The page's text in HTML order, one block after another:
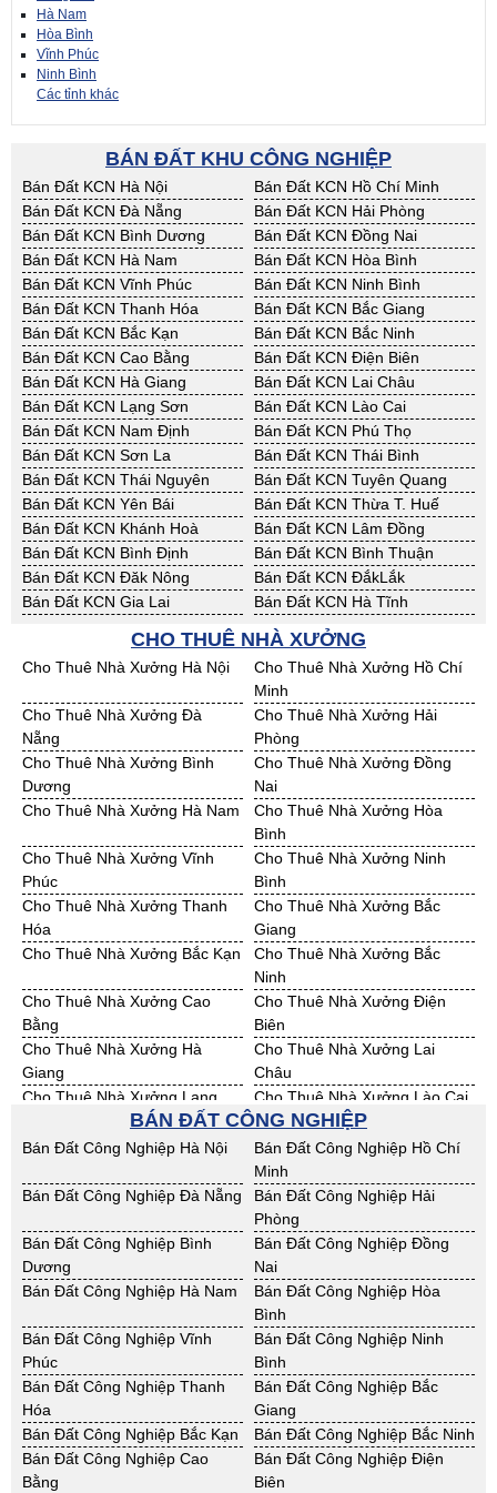
Hà Nam
Hòa Bình
Vĩnh Phúc
Ninh Bình
Các tỉnh khác
BÁN ĐẤT KHU CÔNG NGHIỆP
Bán Đất KCN Hà Nội
Bán Đất KCN Hồ Chí Minh
Bán Đất KCN Đà Nẵng
Bán Đất KCN Hải Phòng
Bán Đất KCN Bình Dương
Bán Đất KCN Đồng Nai
Bán Đất KCN Hà Nam
Bán Đất KCN Hòa Bình
Bán Đất KCN Vĩnh Phúc
Bán Đất KCN Ninh Bình
Bán Đất KCN Thanh Hóa
Bán Đất KCN Bắc Giang
Bán Đất KCN Bắc Kạn
Bán Đất KCN Bắc Ninh
Bán Đất KCN Cao Bằng
Bán Đất KCN Điện Biên
Bán Đất KCN Hà Giang
Bán Đất KCN Lai Châu
Bán Đất KCN Lạng Sơn
Bán Đất KCN Lào Cai
Bán Đất KCN Nam Định
Bán Đất KCN Phú Thọ
Bán Đất KCN Sơn La
Bán Đất KCN Thái Bình
Bán Đất KCN Thái Nguyên
Bán Đất KCN Tuyên Quang
Bán Đất KCN Yên Bái
Bán Đất KCN Thừa T. Huế
Bán Đất KCN Khánh Hoà
Bán Đất KCN Lâm Đồng
Bán Đất KCN Bình Định
Bán Đất KCN Bình Thuận
Bán Đất KCN Đăk Nông
Bán Đất KCN ĐắkLắk
Bán Đất KCN Gia Lai
Bán Đất KCN Hà Tĩnh
Bán Đất KCN Nghệ An
Bán Đất KCN Ninh Thuận
Bán Đất KCN Phú Yên
Bán Đất KCN Quảng Bình
Bán Đất KCN Quảng Nam
Bán Đất KCN Quảng Ngãi
Bán Đất KCN Bà Rịa - VT
Bán Đất KCN Cần Thơ
Bán Đất KCN An Giang
Bán Đất KCN Bạc Liêu
Bán Đất KCN Bến Tre
Bán Đất KCN Bình Phước
Bán Đất KCN Cà Mau
Bán Đất KCN Đồng Tháp
Bán Đất KCN Hậu Giang
Bán Đất KCN Kiên Giang
Bán Đất KCN Long An
Bán Đất KCN Sóc Trăng
Bán Đất KCN Tây Ninh
Bán Đất KCN Tiền Giang
Bán Đất KCN Trà Vinh
Bán Đất KCN Vĩnh Long
Bán Đất KCN Hải Dương
Bán Đất KCN Hưng Yên
Bán Đất KCN Quảng Ninh
CHO THUÊ NHÀ XƯỞNG
Cho Thuê Nhà Xưởng Hà Nội
Cho Thuê Nhà Xưởng Hồ Chí
Minh
Cho Thuê Nhà Xưởng Đà
Nẵng
Cho Thuê Nhà Xưởng Hải
Phòng
Cho Thuê Nhà Xưởng Bình
Dương
Cho Thuê Nhà Xưởng Đồng
Nai
Cho Thuê Nhà Xưởng Hà Nam
Cho Thuê Nhà Xưởng Hòa
Bình
Cho Thuê Nhà Xưởng Vĩnh
Phúc
Cho Thuê Nhà Xưởng Ninh
Bình
Cho Thuê Nhà Xưởng Thanh
Hóa
Cho Thuê Nhà Xưởng Bắc
Giang
Cho Thuê Nhà Xưởng Bắc Kạn
Cho Thuê Nhà Xưởng Bắc
Ninh
Cho Thuê Nhà Xưởng Cao
Bằng
Cho Thuê Nhà Xưởng Điện
Biên
Cho Thuê Nhà Xưởng Hà
Giang
Cho Thuê Nhà Xưởng Lai
Châu
Cho Thuê Nhà Xưởng Lạng
Cho Thuê Nhà Xưởng Lào Cai
Cho Thuê Nhà Xưởng Nam
Cho Thuê Nhà Xưởng Phú Thọ
Cho Thuê Nhà Xưởng Sơn La
Cho Thuê Nhà Xưởng Thái
Bình
Cho Thuê Nhà Xưởng Thái
Nguyên
Cho Thuê Nhà Xưởng Tuyên
Quang
Cho Thuê Nhà Xưởng Yên Bái
Cho Thuê Nhà Xưởng Thừa T.
Huế
Cho Thuê Nhà Xưởng Khánh
Hoà
Cho Thuê Nhà Xưởng Lâm
Đồng
Cho Thuê Nhà Xưởng Bình
Định
Cho Thuê Nhà Xưởng Bình
Thuận
Cho Thuê Nhà Xưởng Đăk
Nông
Cho Thuê Nhà Xưởng ĐắkLắk
Cho Thuê Nhà Xưởng Gia Lai
Cho Thuê Nhà Xưởng Hà Tĩnh
BÁN ĐẤT CÔNG NGHIỆP
Bán Đất Công Nghiệp Hà Nội
Bán Đất Công Nghiệp Hồ Chí
Minh
Bán Đất Công Nghiệp Đà Nẵng
Bán Đất Công Nghiệp Hải
Phòng
Bán Đất Công Nghiệp Bình
Dương
Bán Đất Công Nghiệp Đồng
Nai
Bán Đất Công Nghiệp Hà Nam
Bán Đất Công Nghiệp Hòa
Bình
Bán Đất Công Nghiệp Vĩnh
Phúc
Bán Đất Công Nghiệp Ninh
Bình
Bán Đất Công Nghiệp Thanh
Hóa
Bán Đất Công Nghiệp Bắc
Giang
Bán Đất Công Nghiệp Bắc Kạn
Bán Đất Công Nghiệp Bắc Ninh
Bán Đất Công Nghiệp Cao
Bằng
Bán Đất Công Nghiệp Điện
Biên